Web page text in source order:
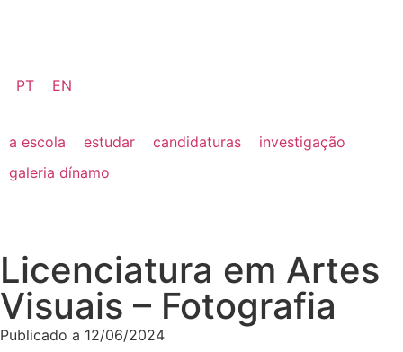
PT EN
a escola estudar candidaturas
investigação
galeria dínamo
Licenciatura em Artes
Visuais – Fotografia
Publicado a 12/06/2024